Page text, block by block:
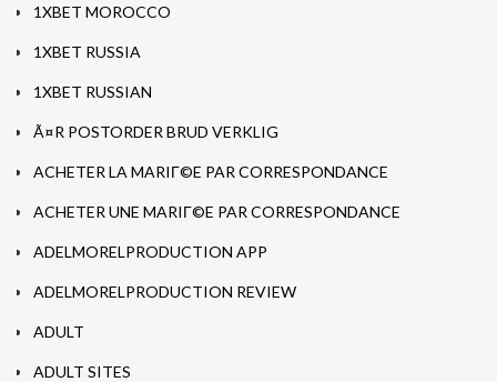
1XBET MOROCCO
1XBET RUSSIA
1XBET RUSSIAN
Ã¤R POSTORDER BRUD VERKLIG
ACHETER LA MARIГ©E PAR CORRESPONDANCE
ACHETER UNE MARIГ©E PAR CORRESPONDANCE
ADELMORELPRODUCTION APP
ADELMORELPRODUCTION REVIEW
ADULT
ADULT SITES